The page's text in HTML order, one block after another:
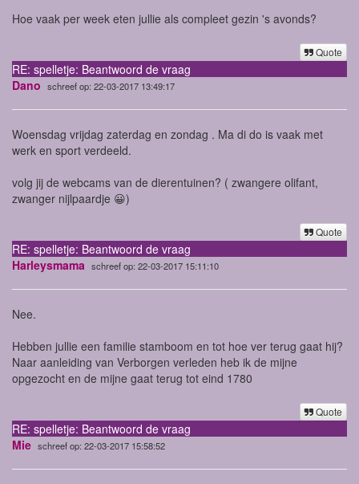
Hoe vaak per week eten jullie als compleet gezin 's avonds?
Quote
RE: spelletje: Beantwoord de vraag
Dano schreef op: 22-03-2017 13:49:17
Woensdag vrijdag zaterdag en zondag . Ma di do is vaak met
werk en sport verdeeld.
volg jij de webcams van de dierentuinen? ( zwangere olifant,
zwanger nijlpaardje 😀)
Quote
RE: spelletje: Beantwoord de vraag
Harleysmama schreef op: 22-03-2017 15:11:10
Nee.
Hebben jullie een familie stamboom en tot hoe ver terug gaat hij?
Naar aanleiding van Verborgen verleden heb ik de mijne
opgezocht en de mijne gaat terug tot eind 1780
Quote
RE: spelletje: Beantwoord de vraag
Mie schreef op: 22-03-2017 15:58:52